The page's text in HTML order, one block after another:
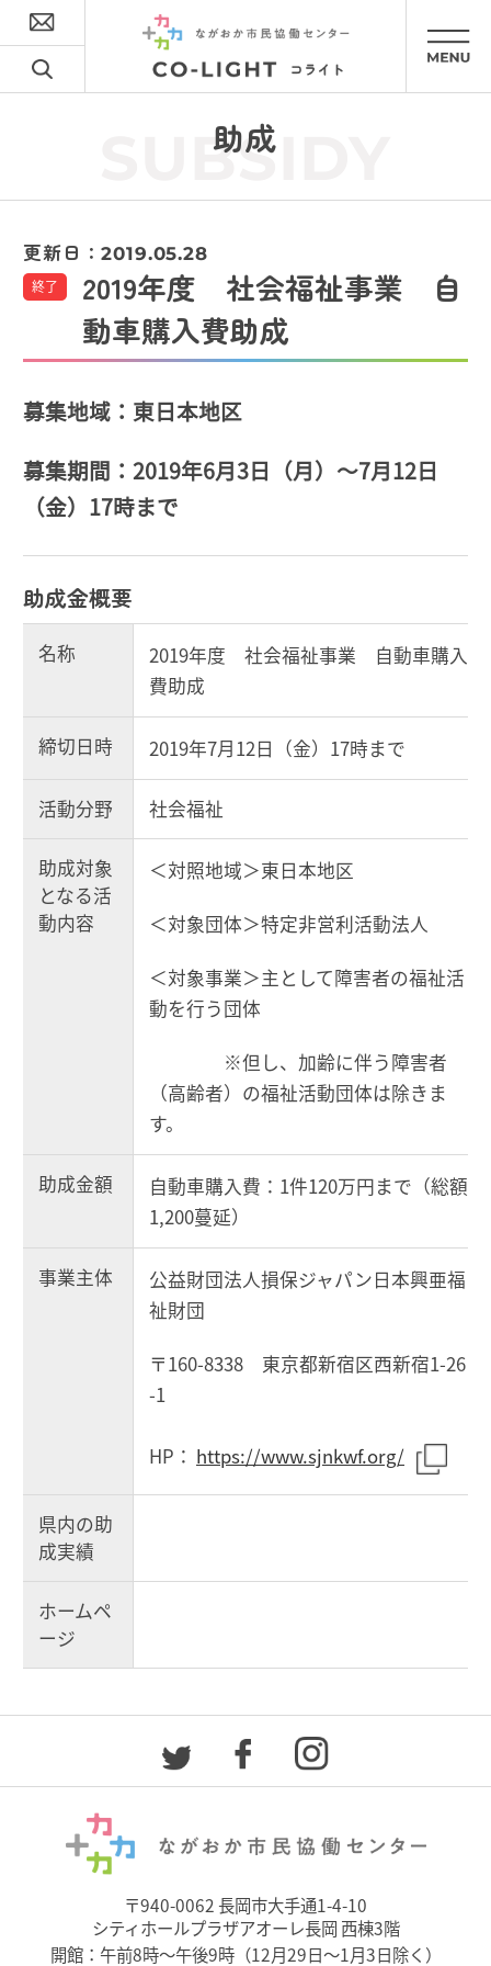
助成
SUBSIDY
更新日：2019.05.28
終了
2019年度 社会福祉事業 自
動車購入費助成
募集地域：東日本地区
募集期間：2019年6月3日（月）～7月12日
（金）17時まで
助成金概要
名称
2019年度 社会福祉事業 自動車購入
費助成
締切日時 2019年7月12日（金）17時まで
活動分野 社会福祉
助成対象
となる活
動内容
＜対照地域＞東日本地区
＜対象団体＞特定非営利活動法人
＜対象事業＞主として障害者の福祉活
動を行う団体
※但し、加齢に伴う障害者
（高齢者）の福祉活動団体は除きま
す。
助成金額
自動車購入費：1件120万円まで（総額
1,200蔓延）
事業主体
公益財団法人損保ジャパン日本興亜福
祉財団
〒160-8338 東京都新宿区西新宿1-26
-1
HP： https://www.sjnkwf.org/
県内の助
成実績
ホームペ
ージ
〒940-0062 長岡市大手通1-4-10
シティホールプラザアオーレ長岡 西棟3階
開館：午前8時～午後9時（12月29日～1月3日除く）